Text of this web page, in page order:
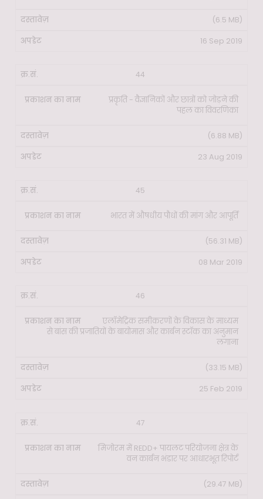
(6.5 MB)
16 Sep 2019
44
प्रकृति - वैज्ञानिकों और छात्रों को जोड़ने की
पहल का विवरणिका
(6.88 MB)
23 Aug 2019
45
भारत में औषधीय पौधों की मांग और आपूर्ति
(56.31 MB)
08 Mar 2019
46
एलॉमेट्रिक समीकरणों के विकास के माध्यम
से बांस की प्रजातियों के बायोमास और कार्बन स्टॉक का अनुमान
लगाना
(33.15 MB)
25 Feb 2019
47
मिजोरम में REDD+ पायलट परियोजना क्षेत्र के
वन कार्बन भंडार पर आधारभूत रिपोर्ट
(29.47 MB)